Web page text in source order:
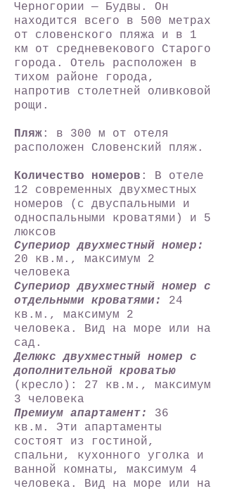
Черногории — Будвы. Он
находится всего в 500 метрах
от словенского пляжа и в 1
км от средневекового Старого
города. Отель расположен в
тихом районе города,
напротив столетней оливковой
рощи.
Пляж : в 300 м от отеля
расположен Словенский пляж.
Количество номеров : В отеле
12 современных двухместных
номеров (с двуспальными и
односпальными кроватями) и 5
​​люксов
Супериор двухместный номер:
20 кв.м., максимум 2
человека
Супериор двухместный номер с
отдельными кроватями: 24
кв.м., максимум 2
человека. Вид на море или на
сад.
Делюкс двухместный номер с
дополнительной кроватью
(кресло): 27 кв.м., максимум
3 человека
Премиум апартамент: 36
кв.м.
Эти апартаменты
состоят из гостиной,
спальни, кухонного уголка и
ванной комнаты, максимум 4
человека. Вид на море или на